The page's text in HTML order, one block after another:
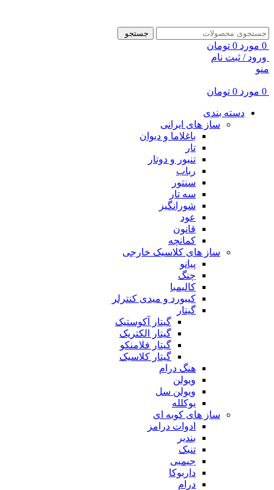
جستجو
0 مورد 0 تومان
ورود / ثبت نام
منو
0 مورد 0 تومان
دسته بندی
ساز های ایرانی
باغلاما و دیوان
تار
تنبور و دوتار
رباب
سنتور
سه تار
شورانگیز
عود
قانون
کمانچه
ساز های کلاسیک خارجی
پیانو
چنگ
کالیمبا
کیبورد و میدی کنترلر
گیتار
گیتار آکوستیک
گیتار الکتریک
گیتار فلامنکو
گیتار کلاسیک
هنگ درام
ویولن
ویولن سل
یوکلله
ساز های کوبه ای
ادوات درامز
بندیر
تنبک
جیمبی
داربوکا
درام